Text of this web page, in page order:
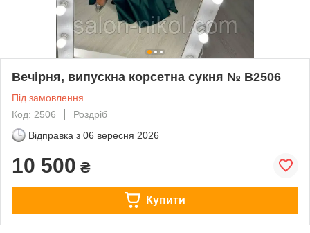
Вечірня, випускна корсетна сукня № В2506
Під замовлення
Код: 2506
Роздріб
Відправка з 06 вересня 2026
10 500 ₴
Купити